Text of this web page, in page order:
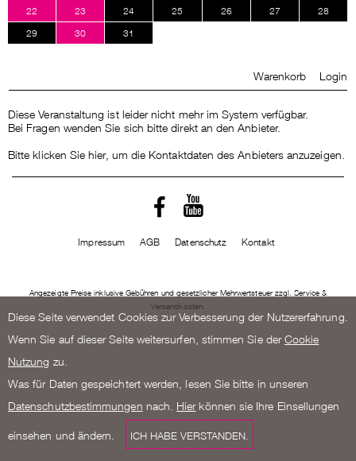
22
23 24 25 26 27
28
29
30 31
Warenkorb Login
Diese Seite verwendet Cookies zur Verbesserung der Nutzererfahrung.
Wenn Sie auf dieser Seite weitersurfen, stimmen Sie derCookie
Nutzung zu.
Was für Daten gespeichtert werden, lesen Sie bitte in unseren
Datenschutzbestimmungennach. Hierkönnen sie Ihre Einsellungen
einsehen und ändern.
ICH HABE VERSTANDEN.
Diese Veranstaltung ist leider nicht mehr im System verfügbar.
Bei Fragen wenden Sie sich bitte direkt an den Anbieter.
Bitte klicken Sie hier, um die Kontaktdaten des Anbieters anzuzeigen.
Impressum AGB Datenschutz Kontakt
Angezeigte Preise inklusive Gebühren und gesetzlicher Mehrwertsteuer zzgl. Service &
Versandkosten.